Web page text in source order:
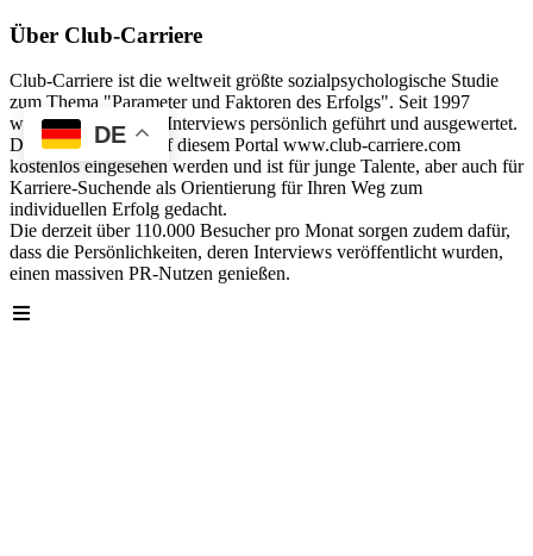
DE
Über Club-Carriere
Club-Carriere ist die weltweit größte sozialpsychologische Studie
zum Thema "Parameter und Faktoren des Erfolgs". Seit 1997
wurden über 40.000 Interviews persönlich geführt und ausgewertet.
Die Analyse kann auf diesem Portal www.club-carriere.com
kostenlos eingesehen werden und ist für junge Talente, aber auch für
Karriere-Suchende als Orientierung für Ihren Weg zum
individuellen Erfolg gedacht.
Die derzeit über 110.000 Besucher pro Monat sorgen zudem dafür,
dass die Persönlichkeiten, deren Interviews veröffentlicht wurden,
einen massiven PR-Nutzen genießen.